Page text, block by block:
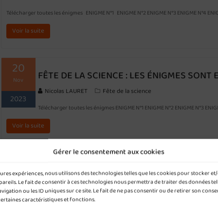
Gérer le consentement aux cookies
expériences, nous utilisons des technologies telles que les cookies pour stocker
Le fait de consentir à ces technologies nous permettra de traiter des données
ou les ID uniques sur ce site. Le fait de ne pas consentir ou de retirer son
caractéristiques et fonctions.
Télécharger toutes les énigmes ENIGME N°1 ENIGME N°2 ENIGME N°3 ENIGME N°4
Voir la suite
20
Nov
2023
FÊTE DE LA SCIENCE : LES ÉNIGMES SONT
Nicolas LAURET Fête de la science
Télécharger toutes les énigmes ENIGME N°1 ENIGME N°2 ENIGME N°3
Voir la suite
Nov
2023